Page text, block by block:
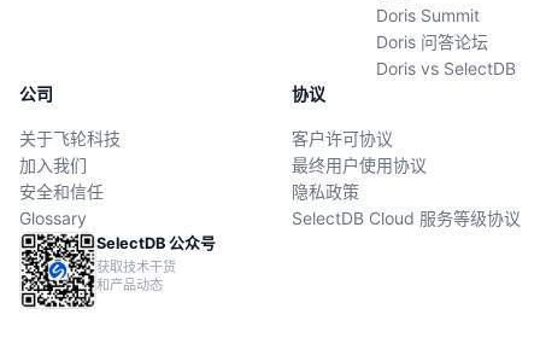
Doris Summit
Doris 问答论坛
Doris vs SelectDB
公司
关于飞轮科技
加入我们
安全和信任
Glossary
协议
客户许可协议
最终用户使用协议
隐私政策
SelectDB Cloud 服务等级协议
SelectDB 公众号
获取技术干货
和产品动态